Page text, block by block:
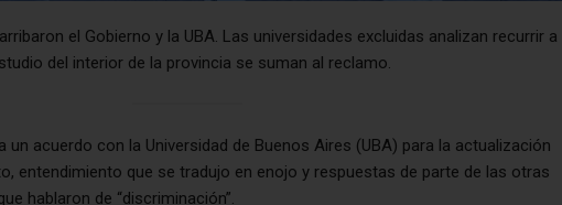
el Gobierno y la UBA. Las universidades excluidas analizan recurrir a
del interior de la provincia se suman al reclamo.
un acuerdo con la Universidad de Buenos Aires (UBA) para la actualización
entendimiento que se tradujo en enojo y respuestas de parte de las otras
hablaron de “discriminación”.